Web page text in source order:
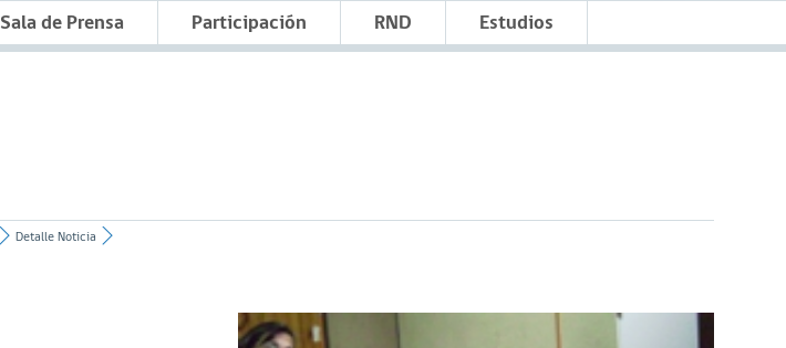
Sala de Prensa Participación RND Estudios
Detalle Noticia